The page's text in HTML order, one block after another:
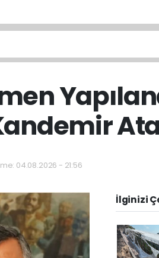
04.08.2026 - 21:56
İlginizi